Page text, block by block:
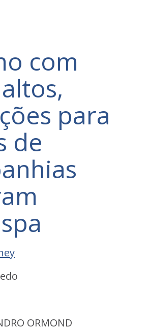
com
para
de
ORMOND